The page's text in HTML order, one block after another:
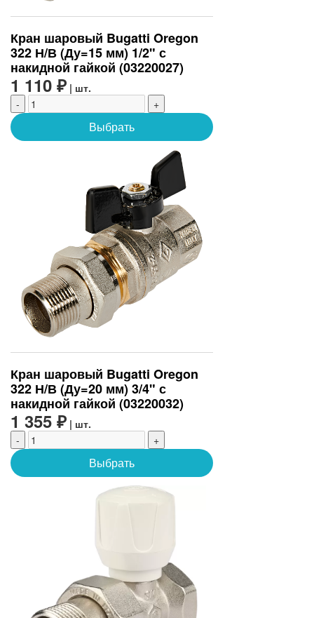
Кран шаровый Bugatti Oregon
322 Н/В (Ду=15 мм) 1/2" с
накидной гайкой (03220027)
1 110 ₽ | шт.
-
+
Выбрать
Кран шаровый Bugatti Oregon
322 Н/В (Ду=20 мм) 3/4" с
накидной гайкой (03220032)
1 355 ₽ | шт.
-
+
Выбрать